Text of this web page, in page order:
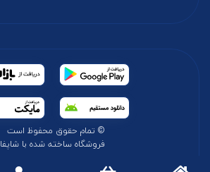
© تمام حقوق محفوظ است
فروشگاه ساخته شده با شاپفا